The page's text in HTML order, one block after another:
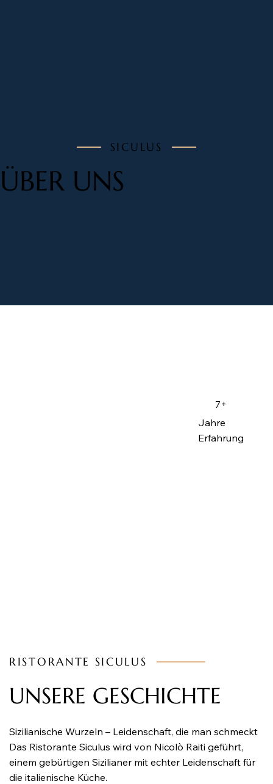
SICULUS
ÜBER UNS
7+
Jahre
Erfahrung
RISTORANTE SICULUS
UNSERE GESCHICHTE
Sizilianische Wurzeln – Leidenschaft, die man schmeckt
Das Ristorante Siculus wird von Nicolò Raiti geführt,
einem gebürtigen Sizilianer mit echter Leidenschaft für
die italienische Küche.